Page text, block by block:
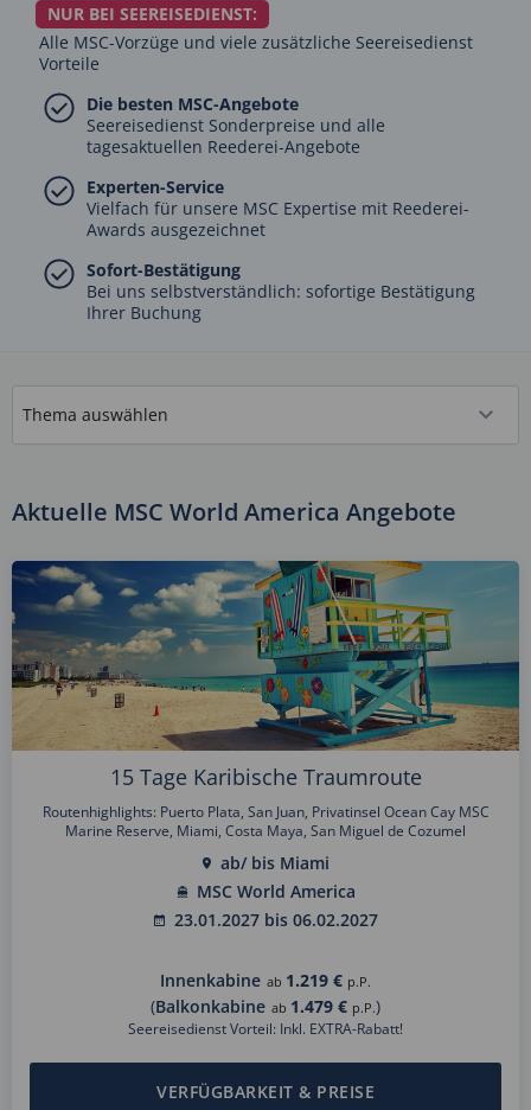
NUR BEI SEEREISEDIENST:
Alle MSC-Vorzüge und viele zusätzliche Seereisedienst
Vorteile
Die besten MSC-Angebote
Seereisedienst Sonderpreise und alle
tagesaktuellen Reederei-Angebote
Experten-Service
Vielfach für unsere MSC Expertise mit Reederei-
Awards ausgezeichnet
Sofort-Bestätigung
Bei uns selbstverständlich: sofortige Bestätigung
Ihrer Buchung
Aktuelle MSC World America Angebote
15 Tage Karibische Traumroute
Routenhighlights: Puerto Plata, San Juan, Privatinsel Ocean Cay MSC
Marine Reserve, Miami, Costa Maya, San Miguel de Cozumel
ab/ bis Miami
MSC World America
23.01.2027 bis 06.02.2027
Innenkabine ab 1.219 € p.P.
(Balkonkabine ab 1.479 € p.P.)
Seereisedienst Vorteil: Inkl. EXTRA-Rabatt!
VERFÜGBARKEIT & PREISE